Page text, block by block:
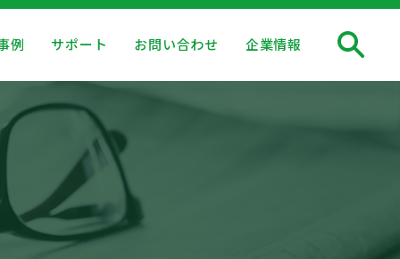
例 サポート お問い合わせ 企業情報